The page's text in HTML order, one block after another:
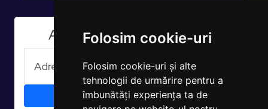
Folosim cookie-uri
Folosim cookie-uri și alte
tehnologii de urmărire pentru a
îmbunătăți experiența ta de
Aboneaza-te la Newsletter